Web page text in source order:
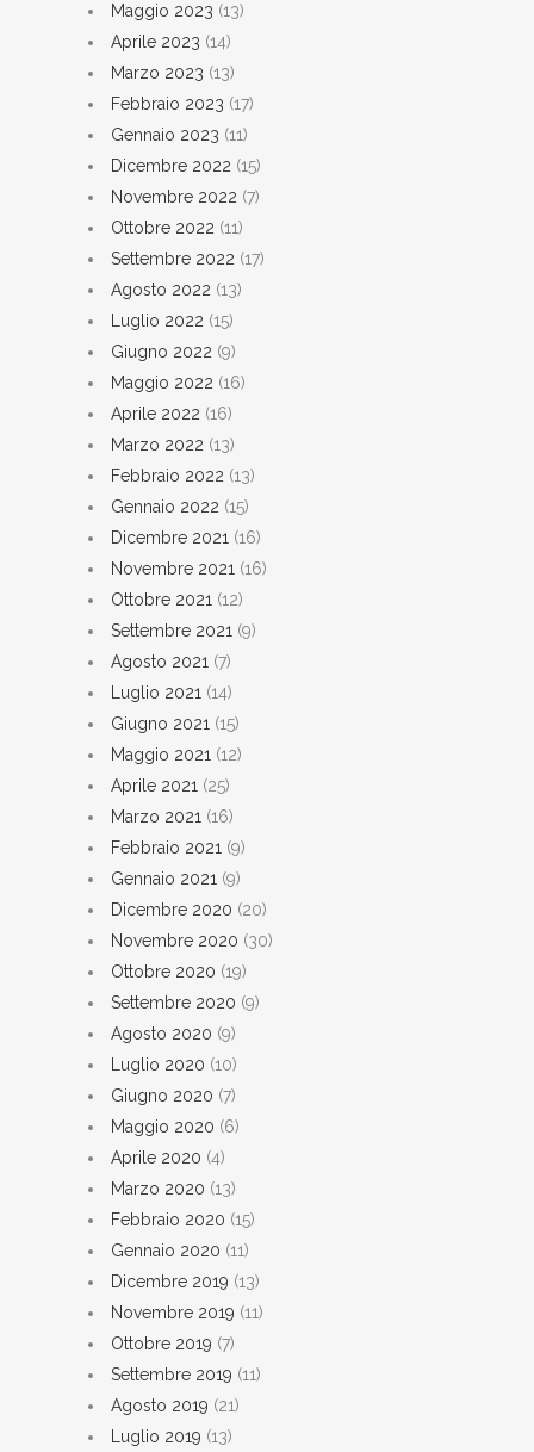
Maggio 2023 (13)
Aprile 2023 (14)
Marzo 2023 (13)
Febbraio 2023 (17)
Gennaio 2023 (11)
Dicembre 2022 (15)
Novembre 2022 (7)
Ottobre 2022 (11)
Settembre 2022 (17)
Agosto 2022 (13)
Luglio 2022 (15)
Giugno 2022 (9)
Maggio 2022 (16)
Aprile 2022 (16)
Marzo 2022 (13)
Febbraio 2022 (13)
Gennaio 2022 (15)
Dicembre 2021 (16)
Novembre 2021 (16)
Ottobre 2021 (12)
Settembre 2021 (9)
Agosto 2021 (7)
Luglio 2021 (14)
Giugno 2021 (15)
Maggio 2021 (12)
Aprile 2021 (25)
Marzo 2021 (16)
Febbraio 2021 (9)
Gennaio 2021 (9)
Dicembre 2020 (20)
Novembre 2020 (30)
Ottobre 2020 (19)
Settembre 2020 (9)
Agosto 2020 (9)
Luglio 2020 (10)
Giugno 2020 (7)
Maggio 2020 (6)
Aprile 2020 (4)
Marzo 2020 (13)
Febbraio 2020 (15)
Gennaio 2020 (11)
Dicembre 2019 (13)
Novembre 2019 (11)
Ottobre 2019 (7)
Settembre 2019 (11)
Agosto 2019 (21)
Luglio 2019 (13)